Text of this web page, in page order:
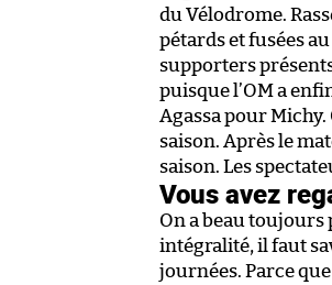
du Vélodrome.
pétards et fusées
supporters
puisque l’OM a
Agassa pour Michy.
saison. Après le
saison. Les
Vous avez
On a beau toujours
intégralité, il faut
journées. Parce